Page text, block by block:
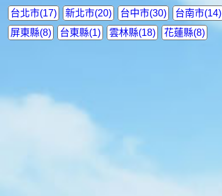
台北市(17) 新北市(20) 台中市(30) 台南市(14)
屏東縣(8)
台東縣(1) 雲林縣(18) 花蓮縣(8)